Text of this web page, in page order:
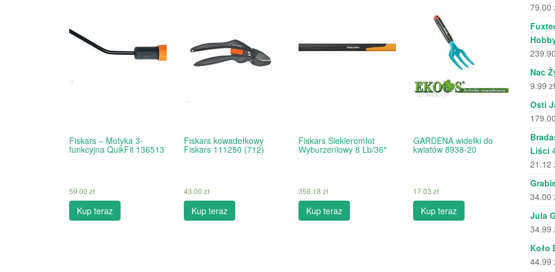
Fiskars – Motyka 3-
funkcyjna QuikFit 136513
59.00 zł
Kup teraz
Fiskars kowadełkowy
Fiskars 111250 (712)
43.00 zł
Kup teraz
Fiskars Siekieromłot
Wyburzeniowy 8 Lb/36″
356.18 zł
Kup teraz
GARDENA widełki do
kwiatów 8938-20
17.03 zł
Kup teraz
79.00
239.90
Nac
9.99 zł
Osti
179.00
Liści
21.12
34.00
Jula
34.99
Koło
44.99